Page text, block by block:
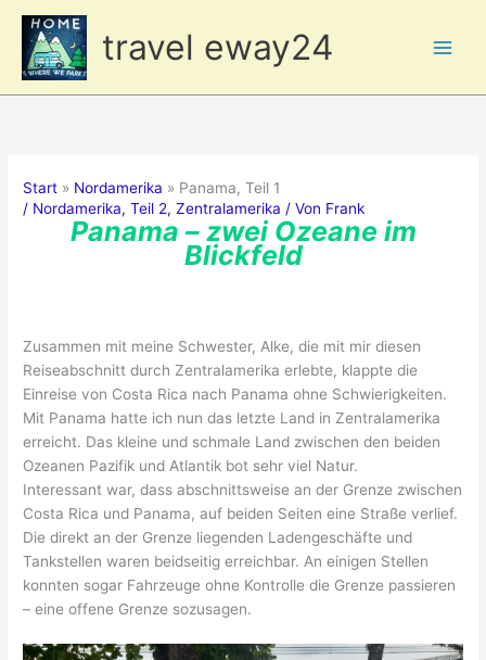
Inhalt
springen
travel eway24
Start Nordamerika
Panama, Teil 1
/ Nordamerika,Teil 2,Zentralamerika / Von Frank
Panama – zwei Ozeane im
Blickfeld
Zusammen mit meine Schwester, Alke, die mit mir diesen
Reiseabschnitt durch Zentralamerika erlebte, klappte die
Einreise von Costa Rica nach Panama ohne Schwierigkeiten.
Mit Panama hatte ich nun das letzte Land in Zentralamerika
erreicht. Das kleine und schmale Land zwischen den beiden
Ozeanen Pazifik und Atlantik bot sehr viel Natur.
Interessant war, dass abschnittsweise an der Grenze zwischen
Costa Rica und Panama, auf beiden Seiten eine Straße verlief.
Die direkt an der Grenze liegenden Ladengeschäfte und
Tankstellen waren beidseitig erreichbar. An einigen Stellen
konnten sogar Fahrzeuge ohne Kontrolle die Grenze passieren
– eine offene Grenze sozusagen.